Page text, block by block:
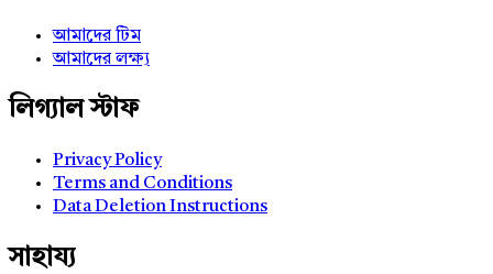
আমাদের টিম
আমাদের লক্ষ্য
লিগ্যাল স্টাফ
Privacy Policy
Terms and Conditions
Data Deletion Instructions
সাহায্য